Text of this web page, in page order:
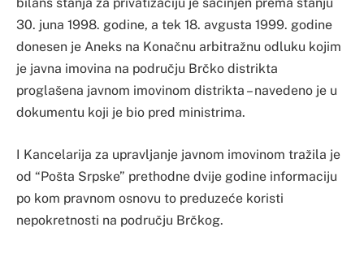
bilans stanja za privatizaciju je sačinjen prema stanju
30. juna 1998. godine, a tek 18. avgusta 1999. godine
donesen je Aneks na Konačnu arbitražnu odluku kojim
je javna imovina na području Brčko distrikta
proglašena javnom imovinom distrikta – navedeno je u
dokumentu koji je bio pred ministrima.
I Kancelarija za upravljanje javnom imovinom tražila je
od “Pošta Srpske” prethodne dvije godine informaciju
po kom pravnom osnovu to preduzeće koristi
nepokretnosti na području Brčkog.